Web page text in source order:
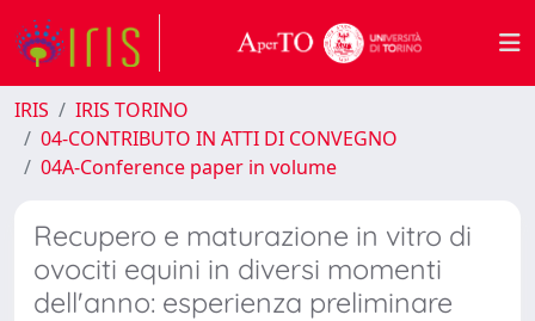
IRIS
IRIS TORINO
04-CONTRIBUTO IN ATTI DI CONVEGNO
04A-Conference paper in volume
Recupero e maturazione in vitro di
ovociti equini in diversi momenti
dell'anno: esperienza preliminare